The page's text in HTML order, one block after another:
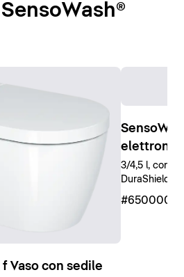
Vaso con sedile
3/4,5 l, con
DuraShield,